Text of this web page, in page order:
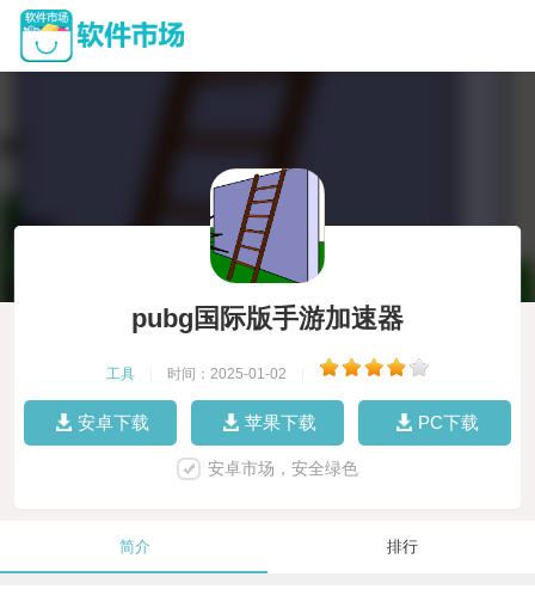
pubg国际版手游加速器
工具 时间：2025-01-02
安卓下载 苹果下载 PC下载
安卓市场，安全绿色
简介 排行